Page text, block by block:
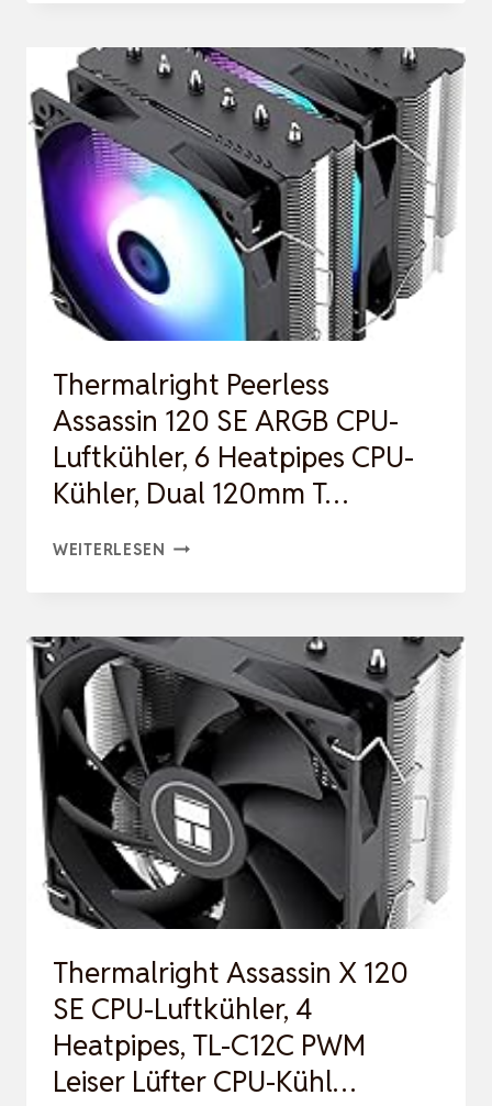
ARGB
CPU
LUFTKÜHLER,
4
HEAT
PIPES,
TL-
C12C-
S
LEISE
FAN
CPU
KÜH…
Thermalright Peerless
Assassin 120 SE ARGB CPU-
Luftkühler, 6 Heatpipes CPU-
Kühler, Dual 120mm T…
WEITERLESEN THERMALRIGHT
120
SE
CPU-
LUFTKÜHLER,
6
HEATPIPES
CPU-
KÜHLER,
120MM
T…
Thermalright Assassin X 120
SE CPU-Luftkühler, 4
Heatpipes, TL-C12C PWM
Leiser Lüfter CPU-Kühl…